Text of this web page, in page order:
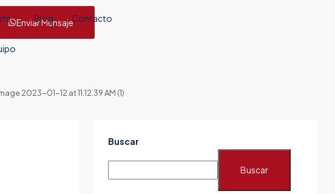
Blog Contacto
Enviar Mensaje
2023-01-12 at 11.12.39 AM (1)
Buscar
Buscar